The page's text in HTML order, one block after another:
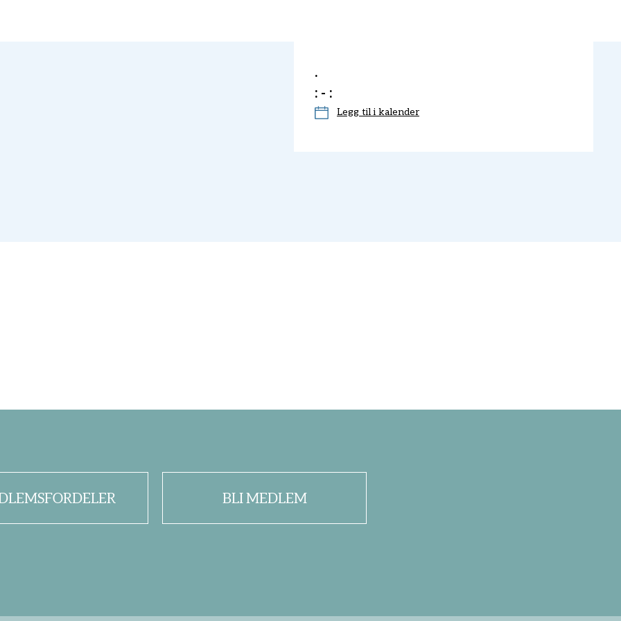
BLI MEDLEM